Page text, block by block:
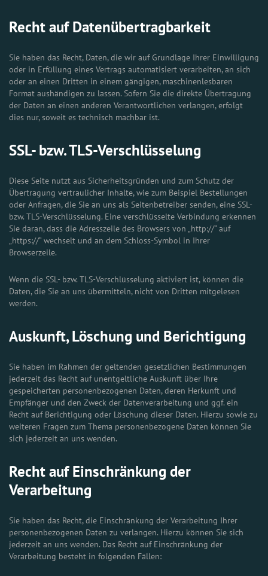
Recht auf Daten­übertrag­barkeit
Sie haben das Recht, Daten, die wir auf Grundlage Ihrer Einwilligung
oder in Erfüllung eines Vertrags automatisiert verarbeiten, an sich
oder an einen Dritten in einem gängigen, maschinenlesbaren
Format aushändigen zu lassen. Sofern Sie die direkte Übertragung
der Daten an einen anderen Verantwortlichen verlangen, erfolgt
dies nur, soweit es technisch machbar ist.
SSL- bzw. TLS-Verschlüsselung
Diese Seite nutzt aus Sicherheitsgründen und zum Schutz der
Übertragung vertraulicher Inhalte, wie zum Beispiel Bestellungen
oder Anfragen, die Sie an uns als Seitenbetreiber senden, eine SSL-
bzw. TLS-Verschlüsselung. Eine verschlüsselte Verbindung erkennen
Sie daran, dass die Adresszeile des Browsers von „http://“ auf
„https://“ wechselt und an dem Schloss-Symbol in Ihrer
Browserzeile.
Wenn die SSL- bzw. TLS-Verschlüsselung aktiviert ist, können die
Daten, die Sie an uns übermitteln, nicht von Dritten mitgelesen
werden.
Auskunft, Löschung und Berichtigung
Sie haben im Rahmen der geltenden gesetzlichen Bestimmungen
jederzeit das Recht auf unentgeltliche Auskunft über Ihre
gespeicherten personenbezogenen Daten, deren Herkunft und
Empfänger und den Zweck der Datenverarbeitung und ggf. ein
Recht auf Berichtigung oder Löschung dieser Daten. Hierzu sowie zu
weiteren Fragen zum Thema personenbezogene Daten können Sie
sich jederzeit an uns wenden.
Recht auf Einschränkung der
Verarbeitung
Sie haben das Recht, die Einschränkung der Verarbeitung Ihrer
personenbezogenen Daten zu verlangen. Hierzu können Sie sich
jederzeit an uns wenden. Das Recht auf Einschränkung der
Verarbeitung besteht in folgenden Fällen: